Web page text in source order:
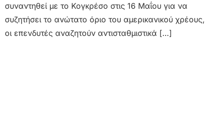
συναντηθεί με το Κογκρέσο στις 16 Μαΐου για να
συζητήσει το ανώτατο όριο του αμερικανικού χρέους,
οι επενδυτές αναζητούν αντισταθμιστικά […]